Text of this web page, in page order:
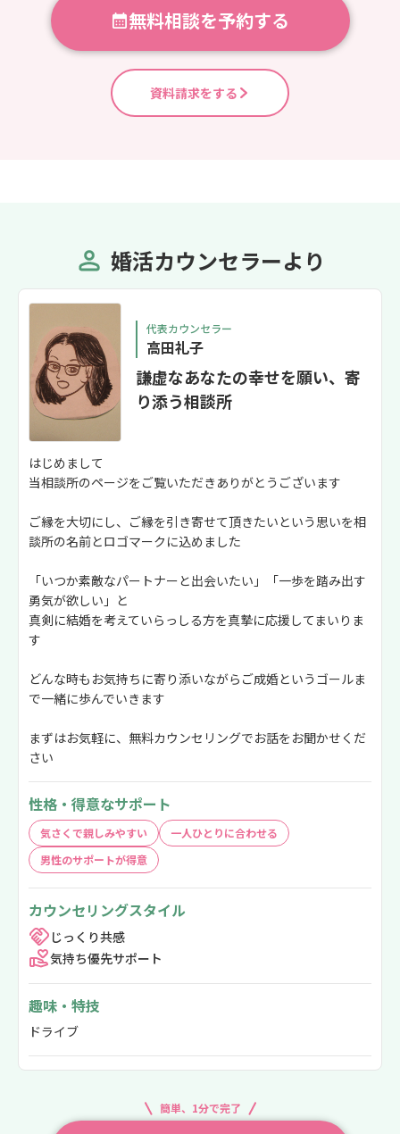
無料相談を予約する
資料請求をする
婚活カウンセラーより
代表カウンセラー
高田礼子
謙虚なあなたの幸せを願い、寄
り添う相談所
はじめまして
当相談所のページをご覧いただきありがとうございます
ご縁を大切にし、ご縁を引き寄せて頂きたいという思いを相
談所の名前とロゴマークに込めました
「いつか素敵なパートナーと出会いたい」「一歩を踏み出す
勇気が欲しい」と
真剣に結婚を考えていらっしる方を真摯に応援してまいりま
す
どんな時もお気持ちに寄り添いながらご成婚というゴールま
で一緒に歩んでいきます
まずはお気軽に、無料カウンセリングでお話をお聞かせくだ
さい
性格・得意なサポート
気さくで親しみやすい
一人ひとりに合わせる
男性のサポートが得意
カウンセリングスタイル
じっくり共感
気持ち優先サポート
趣味・特技
ドライブ
簡単、1分で完了